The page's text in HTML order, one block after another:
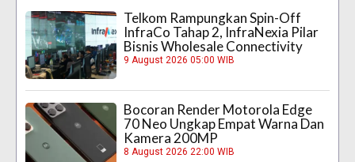
Telkom Rampungkan Spin-Off
InfraCo Tahap 2, InfraNexia Pilar
Bisnis Wholesale Connectivity
9 August 2026 05:00 WIB
Bocoran Render Motorola Edge
70 Neo Ungkap Empat Warna Dan
Kamera 200MP
8 August 2026 22:00 WIB